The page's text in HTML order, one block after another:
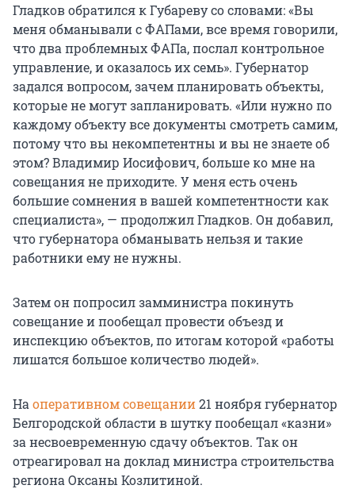
Гладков обратился к Губареву со словами: «Вы
меня обманывали с ФАПами, все время говорили,
что два проблемных ФАПа, послал контрольное
управление, и оказалось их семь». Губернатор
задался вопросом, зачем планировать объекты,
которые не могут запланировать. «Или нужно по
каждому объекту все документы смотреть самим,
потому что вы некомпетентны и вы не знаете об
этом? Владимир Иосифович, больше ко мне на
совещания не приходите. У меня есть очень
большие сомнения в вашей компетентности как
специалиста», — продолжил Гладков. Он добавил,
что губернатора обманывать нельзя и такие
работники ему не нужны.
Затем он попросил замминистра покинуть
совещание и пообещал провести объезд и
инспекцию объектов, по итогам которой «работы
лишатся большое количество людей».
На оперативном совещании21 ноября губернатор
Белгородской области в шутку пообещал «казни»
за несвоевременную сдачу объектов. Так он
отреагировал на доклад министра строительства
региона Оксаны Козлитиной.